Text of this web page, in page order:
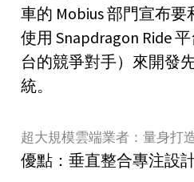
車的 Mobius 部門宣布要
使用 Snapdragon Ride
台的競爭對手）來開發
統。
超大規模雲端業者：量身打
優點：垂直整合專注設